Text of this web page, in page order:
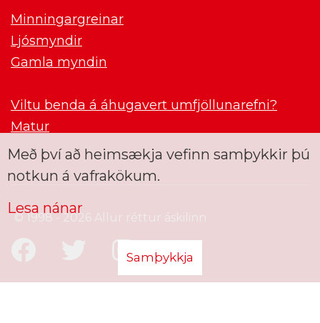
Minningargreinar
Ljósmyndir
Gamla myndin
Viltu benda á áhugavert umfjöllunarefni?
Matur
© 1998 - 2026 Allur réttur áskilinn
Með því að heimsækja vefinn samþykkir þú
notkun á vafrakökum.
Lesa nánar
Samþykkja